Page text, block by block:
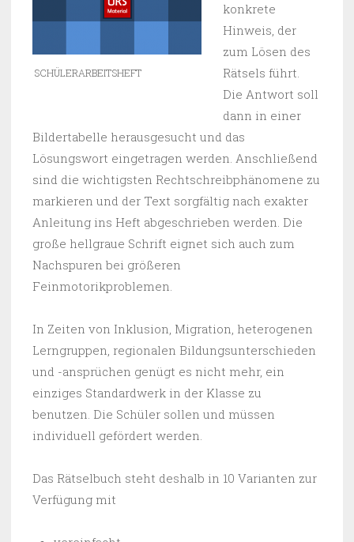
SCHÜLERARBEITSHEFT
konkrete
Hinweis, der
zum Lösen des
Rätsels führt.
Die Antwort soll
dann in einer
Bildertabelle herausgesucht und das
Lösungswort eingetragen werden. Anschließend
sind die wichtigsten Rechtschreibphänomene zu
markieren und der Text sorgfältig nach exakter
Anleitung ins Heft abgeschrieben werden. Die
große hellgraue Schrift eignet sich auch zum
Nachspuren bei größeren
Feinmotorikproblemen.
In Zeiten von Inklusion, Migration, heterogenen
Lerngruppen, regionalen Bildungsunterschieden
und -ansprüchen genügt es nicht mehr, ein
einziges Standardwerk in der Klasse zu
benutzen. Die Schüler sollen und müssen
individuell gefördert werden.
Das Rätselbuch steht deshalb in 10 Varianten zur
Verfügung mit